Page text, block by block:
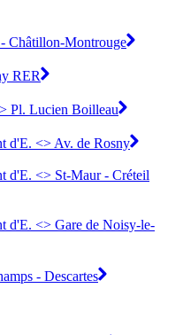
Châtillon-Montrouge
RER
Pl. Lucien Boilleau
d'E. <> Av. de Rosny
d'E. <> St-Maur - Créteil
d'E. <> Gare de Noisy-le-
- Descartes